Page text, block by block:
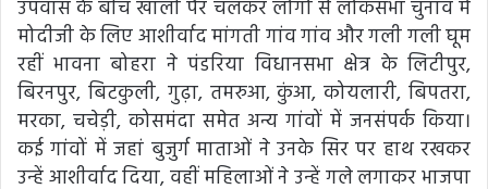
उपवास के बीच खाली पैर चलकर लोगों से लोकसभा चुनाव में
मोदीजी के लिए आशीर्वाद मांगती गांव गांव और गली गली घूम
रहीं भावना बोहरा ने पंडरिया विधानसभा क्षेत्र के लिटीपुर,
बिरनपुर, बिटकुली, गुढ़ा, तमरुआ, कुंआ, कोयलारी, बिपतरा,
मरका, चचेड़ी, कोसमंदा समेत अन्य गांवों में जनसंपर्क किया।
कई गांवों में जहां बुजुर्ग माताओं ने उनके सिर पर हाथ रखकर
उन्हें आशीर्वाद दिया, वहीं महिलाओं ने उन्हें गले लगाकर भाजपा